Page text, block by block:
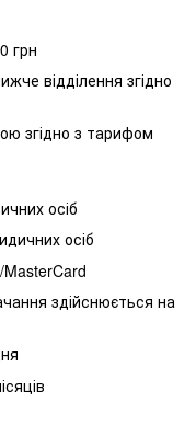
грн
відділення згідно
згідно з тарифом
осіб
осіб
здійснюється на